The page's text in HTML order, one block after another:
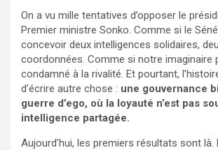
On a vu mille tentatives d’opposer le
Premier ministre Sonko. Comme si le
concevoir deux intelligences solidaires,
coordonnées. Comme si notre imaginaire
condamné à la rivalité. Et pourtant,
d’écrire autre chose : une gouvernance
guerre d’ego, où la loyauté n’est pas
intelligence partagée.
Aujourd’hui, les premiers résultats sont là.